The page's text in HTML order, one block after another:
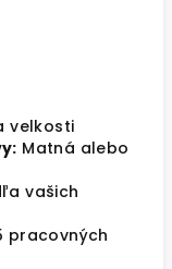
velkosti
Matná alebo
vašich
pracovných